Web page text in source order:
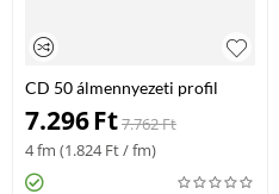
CD 50 álmennyezeti profil
Knauf Fix 4000 mm 12/180 db
7.296Ft7.762Ft
4 fm (1.824Ft/ fm)